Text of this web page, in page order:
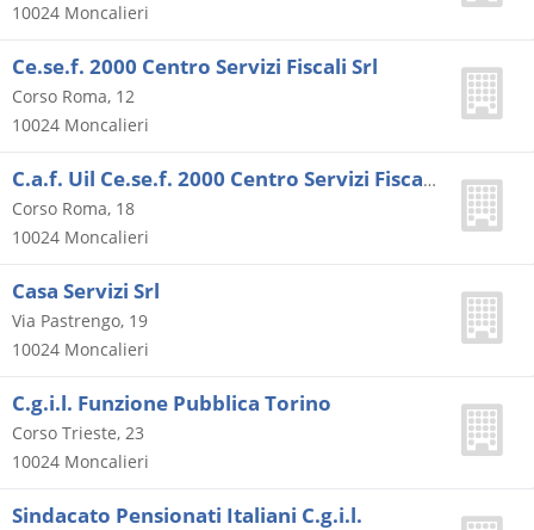
10024 Moncalieri
Ce.se.f. 2000 Centro Servizi Fiscali Srl
Corso Roma, 12
10024 Moncalieri
C.a.f. Uil Ce.se.f. 2000 Centro Servizi Fiscali Srl
Corso Roma, 18
10024 Moncalieri
Casa Servizi Srl
Via Pastrengo, 19
10024 Moncalieri
C.g.i.l. Funzione Pubblica Torino
Corso Trieste, 23
10024 Moncalieri
Sindacato Pensionati Italiani C.g.i.l.